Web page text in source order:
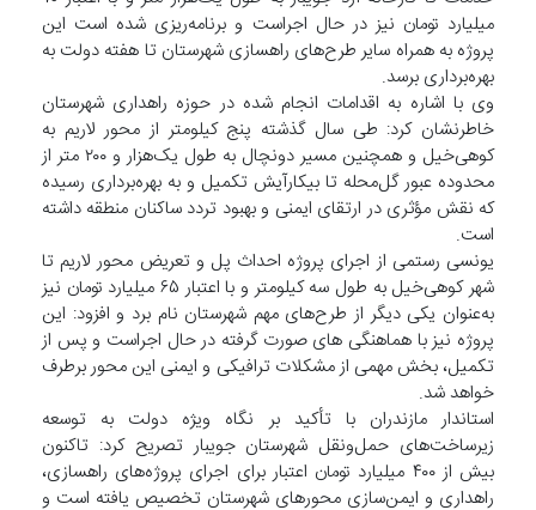
میلیارد تومان نیز در حال اجراست و برنامه‌ریزی شده است این
پروژه به همراه سایر طرح‌های راهسازی شهرستان تا هفته دولت به
بهره‌برداری برسد.
وی با اشاره به اقدامات انجام شده در حوزه راهداری شهرستان
خاطرنشان کرد: طی سال گذشته پنج کیلومتر از محور لاریم به
کوهی‌خیل و همچنین مسیر دونچال به طول یک‌هزار و ۲۰۰ متر از
محدوده عبور گل‌محله تا بیکارآیش تکمیل و به بهره‌برداری رسیده
که نقش مؤثری در ارتقای ایمنی و بهبود تردد ساکنان منطقه داشته
است.
یونسی رستمی از اجرای پروژه احداث پل و تعریض محور لاریم تا
شهر کوهی‌خیل به طول سه کیلومتر و با اعتبار ۶۵ میلیارد تومان نیز
به‌عنوان یکی دیگر از طرح‌های مهم شهرستان نام برد و افزود: این
پروژه نیز با هماهنگی های صورت گرفته در حال اجراست و پس از
تکمیل، بخش مهمی از مشکلات ترافیکی و ایمنی این محور برطرف
خواهد شد.
استاندار مازندران با تأکید بر نگاه ویژه دولت به توسعه
زیرساخت‌های حمل‌ونقل شهرستان جویبار تصریح کرد: تاکنون
بیش از ۴۰۰ میلیارد تومان اعتبار برای اجرای پروژه‌های راهسازی،
راهداری و ایمن‌سازی محورهای شهرستان تخصیص یافته است و